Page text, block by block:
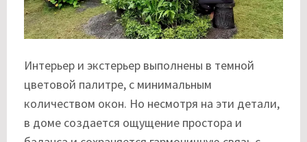
Интерьер и экстерьер выполнены в темной
цветовой палитре, с минимальным
количеством окон. Но несмотря на эти детали,
в доме создается ощущение простора и